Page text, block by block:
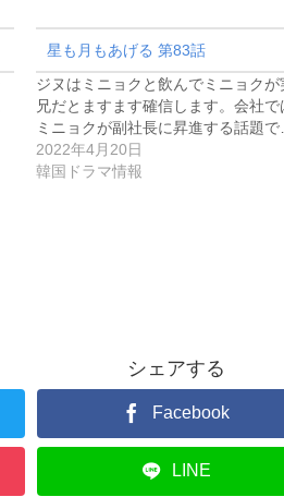
星も月もあげる 第83話
ジヌはミニョクと飲んでミニョクが
兄だとますます確信します。会社で
ミニョクが副社長に昇進する話題で
2022年4月20日
韓国ドラマ情報
シェアする
Facebook
LINE